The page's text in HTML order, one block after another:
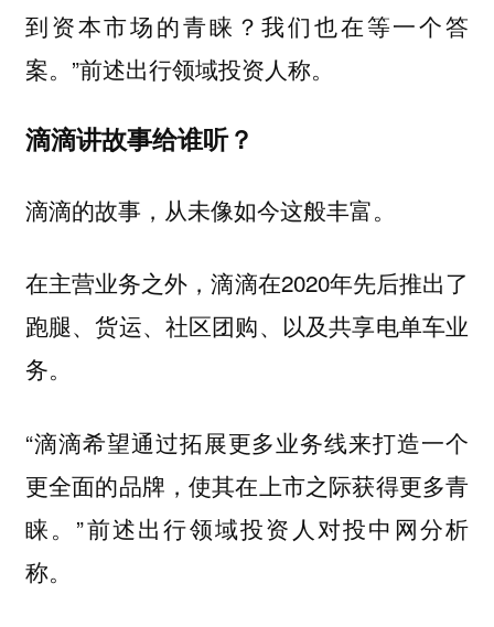
到资本市场的青睐？我们也在等一个答
案。”前述出行领域投资人称。
滴滴讲故事给谁听？
滴滴的故事，从未像如今这般丰富。
在主营业务之外，滴滴在2020年先后推出了
跑腿、货运、社区团购、以及共享电单车业
务。
“滴滴希望通过拓展更多业务线来打造一个
更全面的品牌，使其在上市之际获得更多青
睐。”前述出行领域投资人对投中网分析
称。